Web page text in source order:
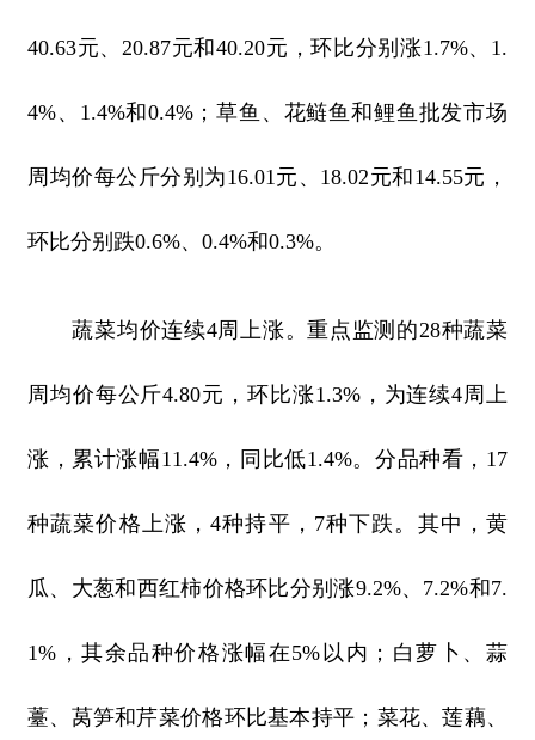
40.63元、20.87元和40.20元，环比分别涨1.7%、1.
4%、1.4%和0.4%；草鱼、花鲢鱼和鲤鱼批发市场
周均价每公斤分别为16.01元、18.02元和14.55元，
环比分别跌0.6%、0.4%和0.3%。
蔬菜均价连续4周上涨。重点监测的28种蔬菜
周均价每公斤4.80元，环比涨1.3%，为连续4周上
涨，累计涨幅11.4%，同比低1.4%。分品种看，17
种蔬菜价格上涨，4种持平，7种下跌。其中，黄
瓜、大葱和西红柿价格环比分别涨9.2%、7.2%和7.
1%，其余品种价格涨幅在5%以内；白萝卜、蒜
薹、莴笋和芹菜价格环比基本持平；菜花、莲藕、